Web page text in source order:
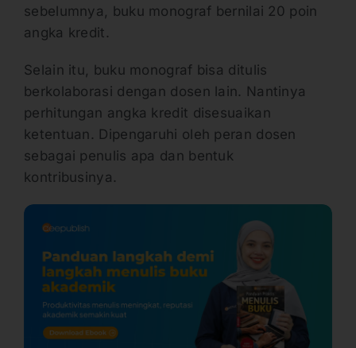
sebelumnya, buku monograf bernilai 20 poin
angka kredit.
Selain itu, buku monograf bisa ditulis
berkolaborasi dengan dosen lain. Nantinya
perhitungan angka kredit disesuaikan
ketentuan. Dipengaruhi oleh peran dosen
sebagai penulis apa dan bentuk
kontribusinya.